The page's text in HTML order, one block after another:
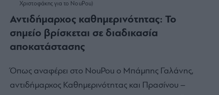
Χριστοφάκης για το NouPou)
Αντιδήμαρχος καθημερινότητας: Το
σημείο βρίσκεται σε διαδικασία
αποκατάστασης
Όπως αναφέρει στο NouPou ο Μπάμπης Γαλάνης,
αντιδήμαρχος Καθημερινότητας και Πρασίνου –